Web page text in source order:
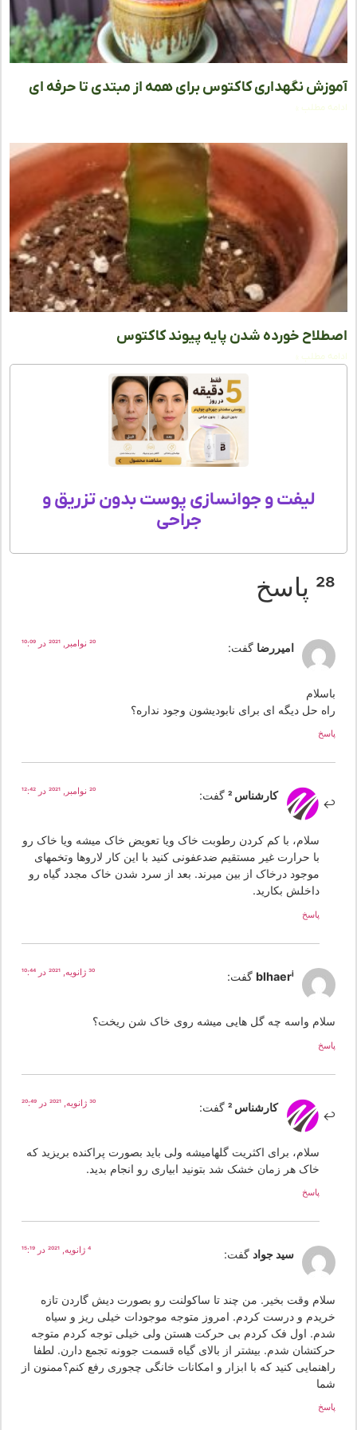
نگهداری کاکتوس‌ برای همه از مبتدی تا حرفه ای
مطلب »
خورده شدن پایه پیوند کاکتوس
مطلب »
لیفت و جوانسازی پوست بدون تزریق و
جراحی
امیررضا گفت:
حل دیگه ای برای نابودیشون وجود نداره؟
کارشناس 2 گفت:
سلام، با کم کردن رطوبت خاک ویا تعویض خاک میشه ویا خاک رو
با حرارت غیر مستقیم ضدعفونی کنید با این کار لاروها وتخمهای
موجود درخاک از بین میرند. بعد از سرد شدن خاک مجدد گیاه رو
داخلش بکارید.
blhaeri گفت:
واسه چه گل هایی میشه روی خاک شن ریخت؟
کارشناس 2 گفت:
سلام، برای اکثریت گلهامیشه ولی باید بصورت پراکنده بریزید که
خاک هر زمان خشک شد بتونید ابیاری رو انجام بدید.
سید جواد گفت:
وقت بخیر. من چند تا ساکولنت رو بصورت دیش گاردن تازه
و درست کردم. امروز متوجه موجودات خیلی ریز و سیاه
اول فک کردم بی حرکت هستن ولی خیلی توجه کردم متوجه
شدم. بیشتر از بالای گیاه قسمت جوونه تجمع دارن. لطفا
کنید که با ابزار و امکانات خانگی چجوری رفع کنم؟ممنون از